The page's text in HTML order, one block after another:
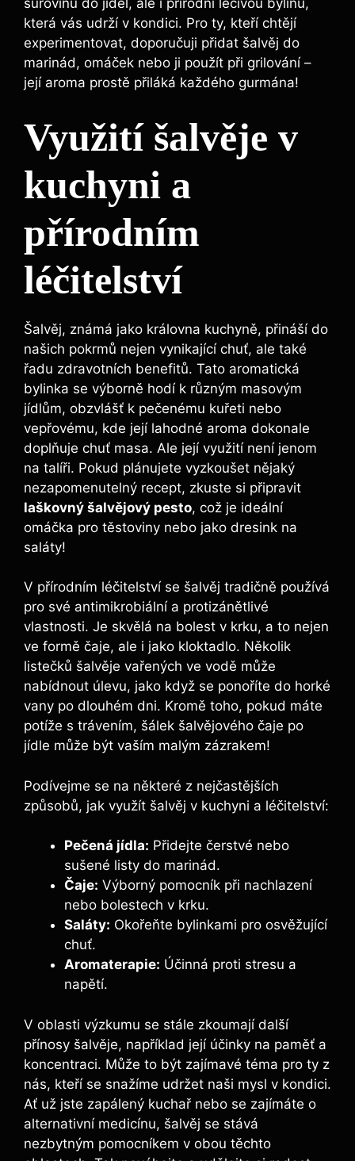
surovinu do jídel, ale i přírodní léčivou bylinu,
která vás udrží v kondici. Pro ty, kteří chtějí
experimentovat, doporučuji přidat šalvěj do
marinád, omáček nebo ji použít při grilování –
její aroma prostě přiláká každého gurmána!
Využití šalvěje v
kuchyni a
přírodním
léčitelství
Šalvěj, známá jako královna kuchyně, přináší do
našich pokrmů nejen vynikající chuť, ale také
řadu zdravotních benefitů. Tato aromatická
bylinka se výborně hodí k různým masovým
jídlům, obzvlášť k pečenému kuřeti nebo
vepřovému, kde její lahodné aroma dokonale
doplňuje chuť masa. Ale její využití není jenom
na talíři. Pokud plánujete vyzkoušet nějaký
nezapomenutelný recept, zkuste si připravit
laškovný šalvějový pesto, což je ideální
omáčka pro těstoviny nebo jako dresink na
saláty!
V přírodním léčitelství se šalvěj tradičně používá
pro své antimikrobiální a protizánětlivé
vlastnosti. Je skvělá na bolest v krku, a to nejen
ve formě čaje, ale i jako kloktadlo. Několik
listečků šalvěje vařených ve vodě může
nabídnout úlevu, jako když se ponoříte do horké
vany po dlouhém dni. Kromě toho, pokud máte
potíže s trávením, šálek šalvějového čaje po
jídle může být vaším malým zázrakem!
Podívejme se na některé z nejčastějších
způsobů, jak využít šalvěj v kuchyni a léčitelství:
Pečená jídla: Přidejte čerstvé nebo
sušené listy do marinád.
Čaje: Výborný pomocník při nachlazení
nebo bolestech v krku.
Saláty: Okořeňte bylinkami pro osvěžující
chuť.
Aromaterapie: Účinná proti stresu a
napětí.
V oblasti výzkumu se stále zkoumají další
přínosy šalvěje, například její účinky na paměť a
koncentraci. Může to být zajímavé téma pro ty z
nás, kteří se snažíme udržet naši mysl v kondici.
Ať už jste zapálený kuchař nebo se zajímáte o
alternativní medicínu, šalvěj se stává
nezbytným pomocníkem v obou těchto